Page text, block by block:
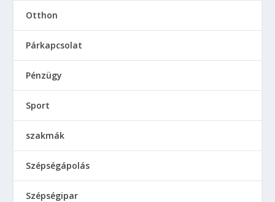
Otthon
Párkapcsolat
Pénzügy
Sport
szakmák
Szépségápolás
Szépségipar